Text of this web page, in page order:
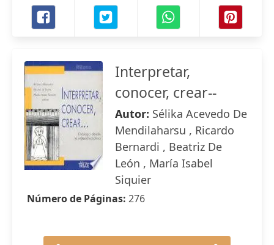
Interpretar,
conocer, crear--
Autor: Sélika Acevedo De
Mendilaharsu , Ricardo
Bernardi , Beatriz De
León , María Isabel
Siquier
Número de Páginas: 276